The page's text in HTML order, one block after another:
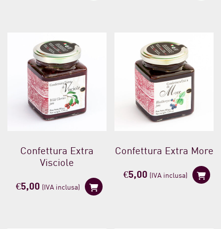
Confettura Extra
Visciole
€5,00 (IVA inclusa)
Confettura Extra More
€5,00 (IVA inclusa)